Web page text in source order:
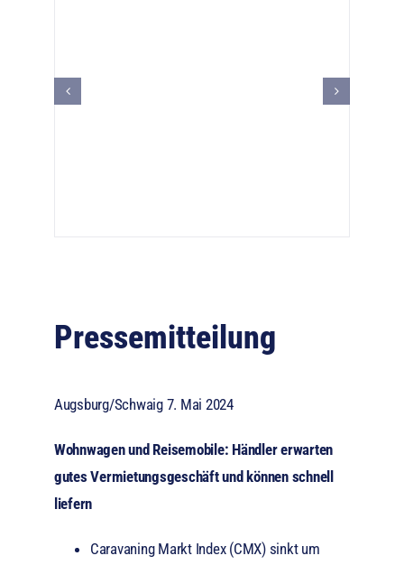
Pressemitteilung
Augsburg/Schwaig 7. Mai 2024
Wohnwagen und Reisemobile: Händler erwarten
gutes Vermietungsgeschäft und können schnell
liefern
Caravaning Markt Index (CMX) sinkt um